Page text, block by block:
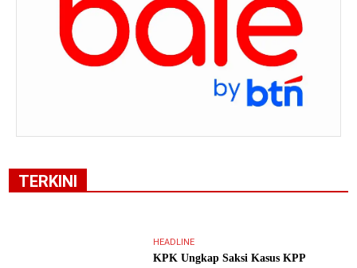
TERKINI
HEADLINE
KPK Ungkap Saksi Kasus KPP